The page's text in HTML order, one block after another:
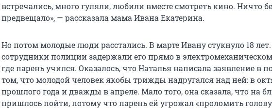
встречались, много гуляли, любили вместе смотреть кино. Ничто
предвещало», — рассказала мама Ивана Екатерина.
Но потом молодые люди расстались. В марте Ивану стукнуло 18 лет
сотрудники полиции задержали его прямо в
где парень учился. Оказалось, что Наталья написала заявление в
том, что молодой человек якобы трижды надругался над ней: в
прошлого года и дважды в апреле. Мало того, она сказала, что на
пришлось пойти, потому что парень ей угрожал «проломить